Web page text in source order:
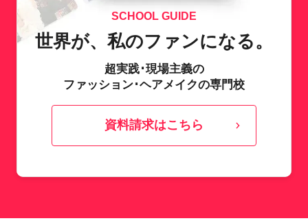
SCHOOL GUIDE
世界が、私のファンになる。
超実践･現場主義の
ファッション･ヘアメイクの専門校
資料請求はこちら